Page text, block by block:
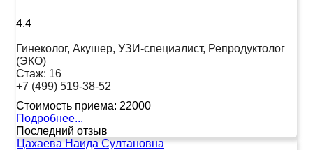
4.4
Гинеколог, Акушер, УЗИ-специалист, Репродуктолог
(ЭКО)
Стаж: 16
+7 (499) 519-38-52
Стоимость приема: 22000
Подробнее...
Последний отзыв
Цахаева Наида Султановна